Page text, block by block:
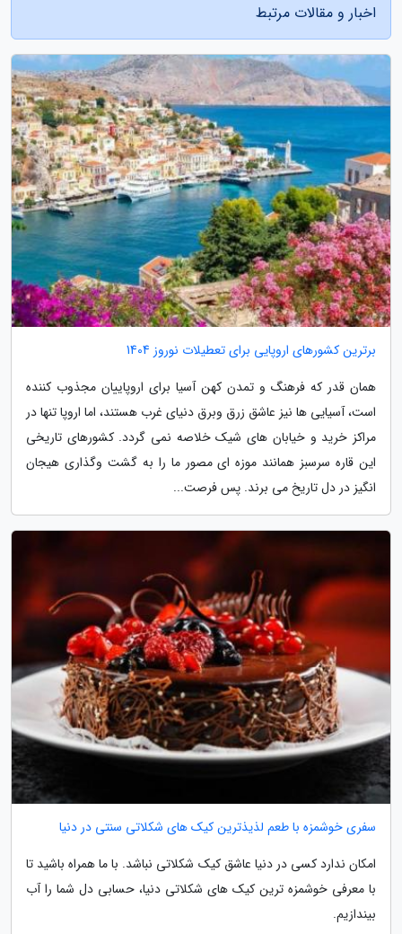
اخبار و مقالات مرتبط
برترین کشورهای اروپایی برای تعطیلات نوروز 1404
همان قدر که فرهنگ و تمدن کهن آسیا برای اروپاییان مجذوب کننده
است، آسیایی ها نیز عاشق زرق وبرق دنیای غرب هستند، اما اروپا تنها در
مراکز خرید و خیابان های شیک خلاصه نمی گردد. کشورهای تاریخی
این قاره سرسبز همانند موزه ای مصور ما را به گشت وگذاری هیجان
انگیز در دل تاریخ می برند. پس فرصت...
سفری خوشمزه با طعم لذیذترین کیک های شکلاتی سنتی در دنیا
امکان ندارد کسی در دنیا عاشق کیک شکلاتی نباشد. با ما همراه باشید تا
با معرفی خوشمزه ترین کیک های شکلاتی دنیا، حسابی دل شما را آب
بیندازیم.